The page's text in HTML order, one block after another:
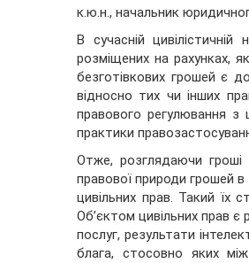
к.ю.н., начальник
В сучасній
розміщених на рахунках,
безготівкових грошей є
відносно тих чи інших
правового регулювання
практики
Отже, розглядаючи гроші
правової природи грошей в
цивільних прав. Такий їх
Об’єктом цивільних прав є
послуг, результати
блага, стосовно яких